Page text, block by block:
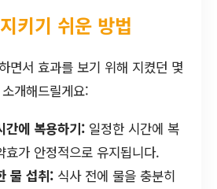
키기 쉬운 방법
면서 효과를 보기 위해 지켰던 몇
개해드릴게요:
간에 복용하기: 일정한 시간에 복
효가 안정적으로 유지됩니다.
물 섭취: 식사 전에 물을 충분히